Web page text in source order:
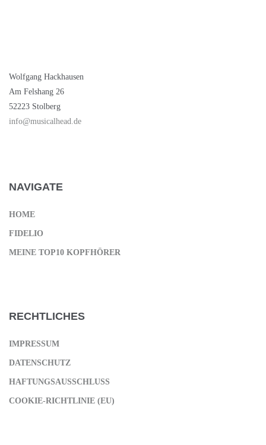
Wolfgang Hackhausen
Am Felshang 26
52223 Stolberg
info@musicalhead.de
NAVIGATE
HOME
FIDELIO
MEINE TOP10 KOPFHÖRER
RECHTLICHES
IMPRESSUM
DATENSCHUTZ
HAFTUNGSAUSSCHLUSS
COOKIE-RICHTLINIE (EU)